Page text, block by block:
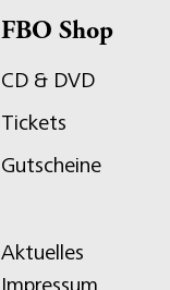
FBO Shop
CD & DVD
Tickets
Gutscheine
Aktuelles